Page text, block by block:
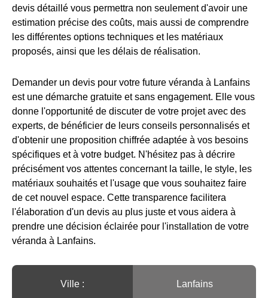
devis détaillé vous permettra non seulement d'avoir une
estimation précise des coûts, mais aussi de comprendre
les différentes options techniques et les matériaux
proposés, ainsi que les délais de réalisation.
Demander un devis pour votre future véranda à Lanfains
est une démarche gratuite et sans engagement. Elle vous
donne l'opportunité de discuter de votre projet avec des
experts, de bénéficier de leurs conseils personnalisés et
d'obtenir une proposition chiffrée adaptée à vos besoins
spécifiques et à votre budget. N'hésitez pas à décrire
précisément vos attentes concernant la taille, le style, les
matériaux souhaités et l'usage que vous souhaitez faire
de cet nouvel espace. Cette transparence facilitera
l'élaboration d'un devis au plus juste et vous aidera à
prendre une décision éclairée pour l'installation de votre
véranda à Lanfains.
Ville :️ Lanfains